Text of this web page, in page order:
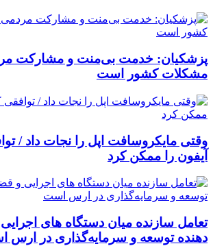
پزشکیان: خدمت بی‌منت و مشارکت
مشکلات کشور است
وقتی مایکروسافت اپل را نجات داد /
آیفون را ممکن کرد
تعامل سازنده میان دستگاه‌ های
دهنده توسعه و سرمایه‌گذاری در ارس